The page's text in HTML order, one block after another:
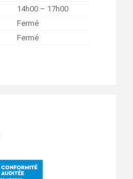
14h00 – 17h00
Fermé
Fermé